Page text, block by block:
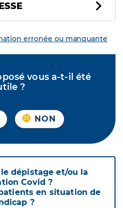
erronée ou manquante
vous a-t-il été
?
NON
dépistage et/ou la
Covid ?
en situation de
?